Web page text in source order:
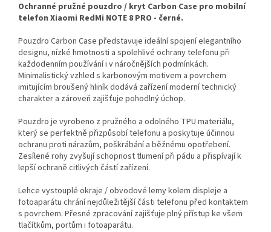
Ochranné pružné pouzdro / kryt Carbon Case pro mobilní
telefon Xiaomi RedMi NOTE 8 PRO - černé.
Pouzdro Carbon Case představuje ideální spojení elegantního
designu, nízké hmotnosti a spolehlivé ochrany telefonu při
každodenním používání i v náročnějších podmínkách.
Minimalistický vzhled s karbonovým motivem a povrchem
imitujícím broušený hliník dodává zařízení moderní technický
charakter a zároveň zajišťuje pohodlný úchop.
Pouzdro je vyrobeno z pružného a odolného TPU materiálu,
který se perfektně přizpůsobí telefonu a poskytuje účinnou
ochranu proti nárazům, poškrábání a běžnému opotřebení.
Zesílené rohy zvyšují schopnost tlumení při pádu a přispívají k
lepší ochraně citlivých částí zařízení.
Lehce vystouplé okraje / obvodové lemy kolem displeje a
fotoaparátu chrání nejdůležitější části telefonu před kontaktem
s povrchem. Přesné zpracování zajišťuje plný přístup ke všem
tlačítkům, portům i fotoaparátu.